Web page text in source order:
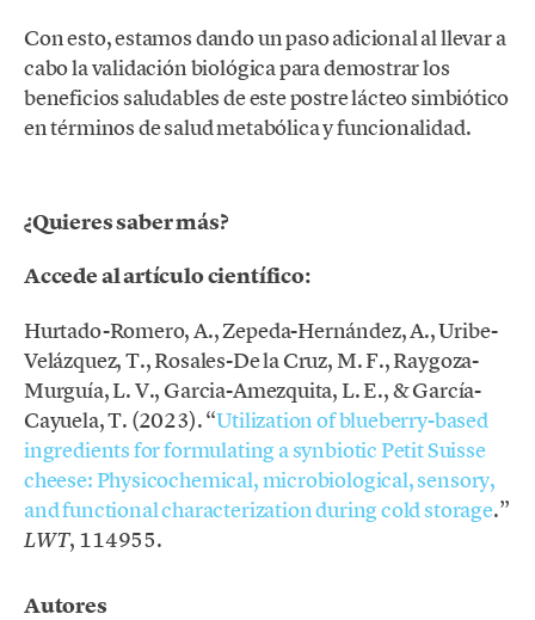
Con esto, estamos dando un paso adicional al llevar a
cabo la validación biológica para demostrar los
beneficios saludables de este postre lácteo simbiótico
en términos de salud metabólica y funcionalidad.
¿Quieres saber más?
Accede al artículo científico:
Hurtado-Romero, A., Zepeda-Hernández, A., Uribe-
Velázquez, T., Rosales-De la Cruz, M. F., Raygoza-
Murguía, L. V., Garcia-Amezquita, L. E., & García-
Cayuela, T. (2023). “Utilization of blueberry-based
ingredients for formulating a synbiotic Petit Suisse
cheese: Physicochemical, microbiological, sensory,
and functional characterization during cold storage.”
LWT, 114955.
Autores